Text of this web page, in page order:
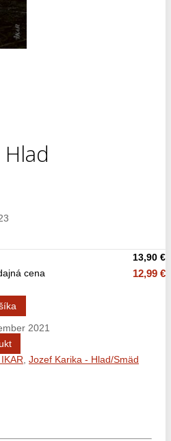
Hlad
13,90 €
cena 12,99 €
2021
Jozef Karika - Hlad/Smäd